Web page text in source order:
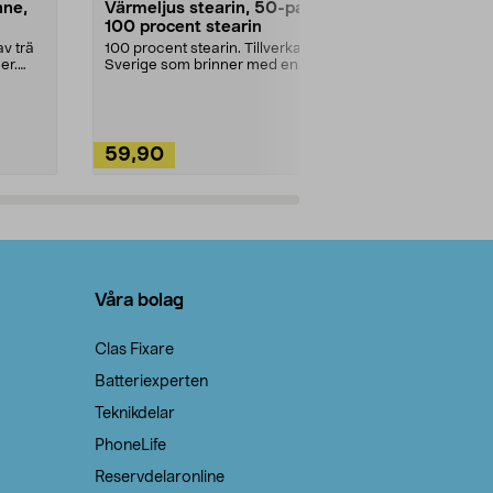
trä
Värmeljus stearin, 50-pack,
100 procent stearin
100 procent stearin. Tillverkade i
Sverige som brinner med en
59,90
Våra bolag
Clas Fixare
Batteriexperten
Teknikdelar
PhoneLife
Reservdelaronline